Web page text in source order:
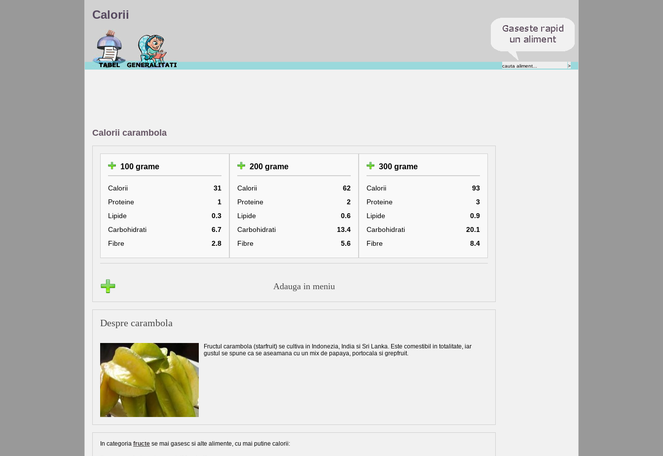
Calorii
Calorii carambola
100 grame
Calorii
31
Proteine
1
Lipide
0.3
Carbohidrati
6.7
Fibre
2.8
200 grame
Calorii
62
Proteine
2
Lipide
0.6
Carbohidrati
13.4
Fibre
5.6
300 grame
Calorii
93
Proteine
3
Lipide
0.9
Carbohidrati
20.1
Fibre
8.4
Adauga in meniu
Despre carambola
Fructul carambola (starfruit) se cultiva in Indonezia, India si Sri Lanka. Este comestibil in totalitate, iar
gustul se spune ca se aseamana cu un mix de papaya, portocala si grepfruit.
In categoria fructe se mai gasesc si alte alimente, cu mai putine calorii: